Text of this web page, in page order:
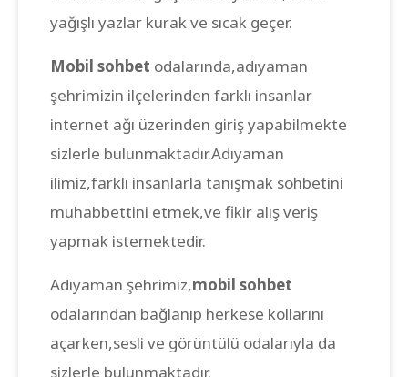
yağışlı yazlar kurak ve sıcak geçer.
Mobil sohbet odalarında,adıyaman
şehrimizin ilçelerinden farklı insanlar
internet ağı üzerinden giriş yapabilmekte
sizlerle bulunmaktadır.Adıyaman
ilimiz,farklı insanlarla tanışmak sohbetini
muhabbettini etmek,ve fikir alış veriş
yapmak istemektedir.
Adıyaman şehrimiz,mobil sohbet
odalarından bağlanıp herkese kollarını
açarken,sesli ve görüntülü odalarıyla da
sizlerle bulunmaktadır.